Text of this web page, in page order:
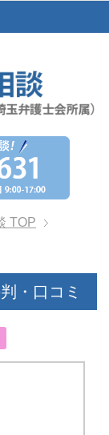
TOP
・口コミ